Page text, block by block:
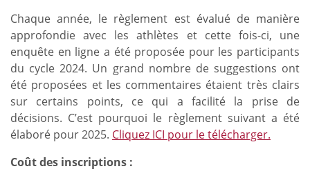
Chaque année, le règlement est évalué de manière
approfondie avec les athlètes et cette fois-ci, une
enquête en ligne a été proposée pour les participants
du cycle 2024. Un grand nombre de suggestions ont
été proposées et les commentaires étaient très clairs
sur certains points, ce qui a facilité la prise de
décisions. C’est pourquoi le règlement suivant a été
élaboré pour 2025. Cliquez ICI pour le télécharger.
Coût des inscriptions :